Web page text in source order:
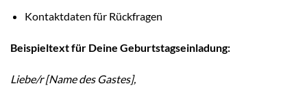
Kontaktdaten für Rückfragen
Beispieltext für Deine Geburtstagseinladung:
Liebe/r [Name des Gastes],